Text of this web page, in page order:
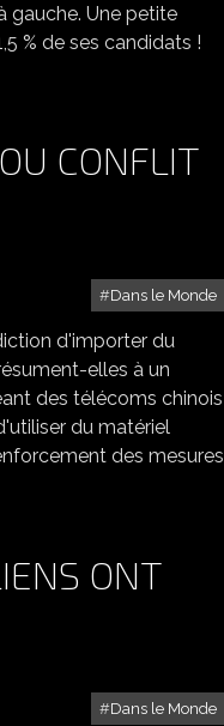
gauche. Une petite
% de ses candidats !
CONFLIT
Dans le Monde
d'importer du
elles à un
des télécoms chinois
du matériel
des mesures
ONT
Dans le Monde